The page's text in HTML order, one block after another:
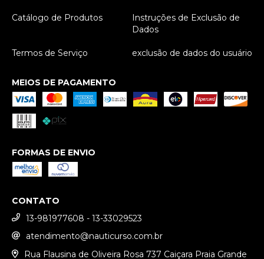
Catálogo de Produtos
Instruções de Exclusão de
Dados
Termos de Serviço exclusão de dados do usuário
MEIOS DE PAGAMENTO
FORMAS DE ENVIO
CONTATO
13-981977608 - 13-33029523
atendimento@nauticurso.com.br
Rua Flausina de Oliveira Rosa 737 Caiçara Praia Grande